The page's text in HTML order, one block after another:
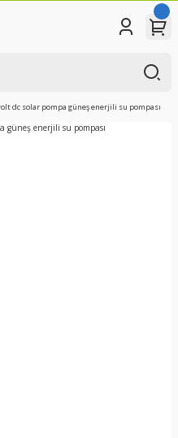
dc solar pompa güneş enerjili su pompası